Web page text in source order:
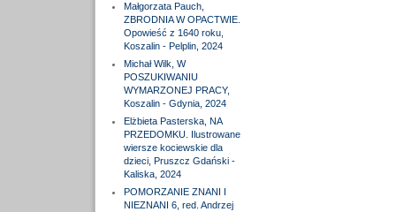
Małgorzata Pauch,
ZBRODNIA W OPACTWIE.
Opowieść z 1640 roku,
Koszalin - Pelplin, 2024
Michał Wilk, W
POSZUKIWANIU
WYMARZONEJ PRACY,
Koszalin - Gdynia, 2024
Elżbieta Pasterska, NA
PRZEDOMKU. Ilustrowane
wiersze kociewskie dla
dzieci, Pruszcz Gdański -
Kaliska, 2024
POMORZANIE ZNANI I
NIEZNANI 6, red. Andrzej